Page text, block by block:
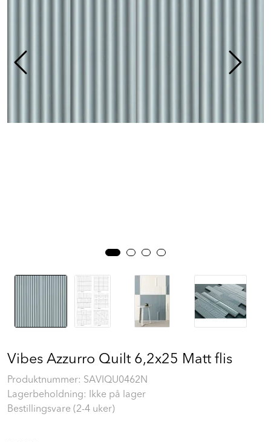
Vibes Azzurro Quilt 6,2x25 Matt flis
Produktnummer: SAVIQU0462N
Lagerbeholdning: Ikke på lager
Bestillingsvare (2-4 uker)
Min side